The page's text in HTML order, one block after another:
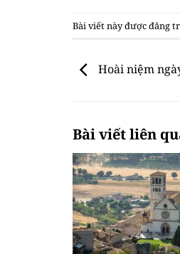
Bài viết này được đăng
Hoài niệm
Bài viết liên